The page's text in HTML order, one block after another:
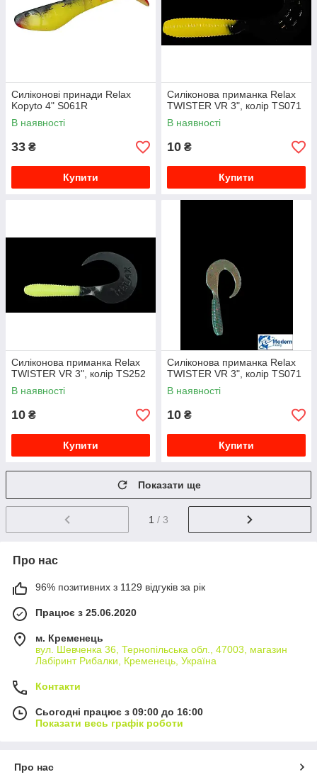
Силіконові принади Relax
Kopyto 4" S061R
В наявності
33 ₴
Купити
Силіконова приманка Relax
TWISTER VR 3", колір TS071
В наявності
10 ₴
Купити
Силіконова приманка Relax
TWISTER VR 3", колір TS252
В наявності
10 ₴
Купити
Силіконова приманка Relax
TWISTER VR 3", колір TS071
В наявності
10 ₴
Купити
Показати ще
1 / 3
Про нас
96% позитивних з 1129 відгуків за рік
Працює з 25.06.2020
м. Кременець
вул. Шевченка 36, Тернопільська обл., 47003, магазин
Лабіринт Рибалки, Кременець, Україна
Контакти
Сьогодні працює з 09:00 до 16:00
Показати весь графік роботи
Про нас